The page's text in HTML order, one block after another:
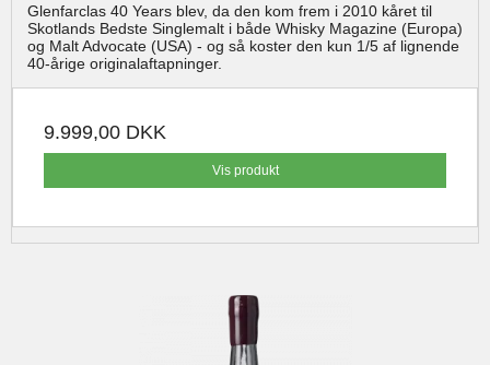
Glenfarclas 40 Years blev, da den kom frem i 2010 kåret til
Skotlands Bedste Singlemalt i både Whisky Magazine (Europa)
og Malt Advocate (USA) - og så koster den kun 1/5 af lignende
40-årige originalaftapninger.
9.999,00 DKK
Vis produkt